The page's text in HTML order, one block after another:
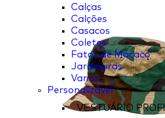
Calças
Calções
Casacos
Coletes
Fatos de Macaco
Jardineiras
Varios
Personalizável
VESTUÁRIO